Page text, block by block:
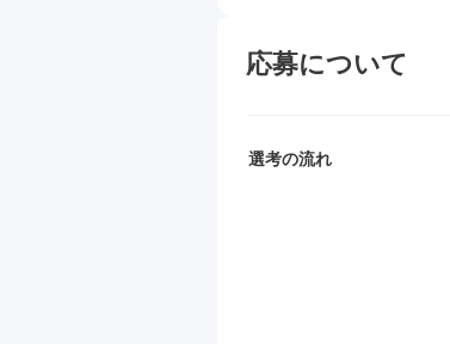
応募について
選考の流れ